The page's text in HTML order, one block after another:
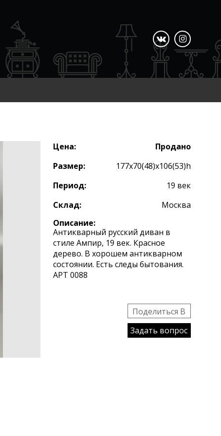
Цена:
Продано
Размер:
177x70(48)x106(53)h
Период:
19 век
Склад:
Москва
Описание:
Антикварный русский диван в
стиле Ампир, 19 век. Красное
дерево. В хорошем антикварном
состоянии. Есть следы бытования.
АРТ 0088
Поделиться B
Задать вопрос